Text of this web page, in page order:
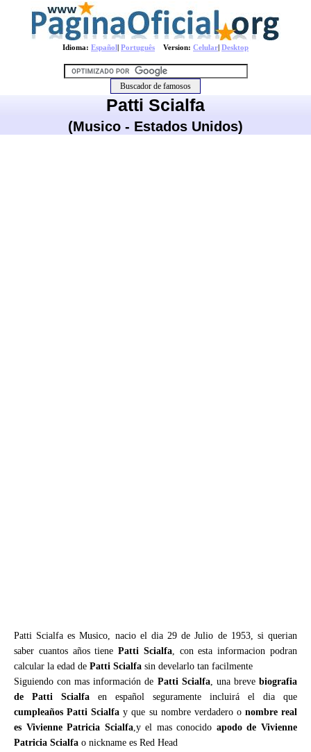
Idioma: Español| Português Version: Celular| Desktop
Patti Scialfa
(Musico - Estados Unidos)
Patti Scialfa es Musico, nacio el dia 29 de Julio de 1953, si querian
saber cuantos años tienePatti Scialfa, con esta informacion podran
calcular la edad de Patti Scialfa sin develarlo tan facilmente
Siguiendo con mas información de Patti Scialfa, una brevebiografia
de Patti Scialfa en español seguramente incluirá el dia que
cumpleaños Patti Scialfa y que su nombre verdadero o nombre real
es Vivienne Patricia Scialfa,y el mas conocido apodo de Vivienne
Patricia Scialfa o nickname es Red Head